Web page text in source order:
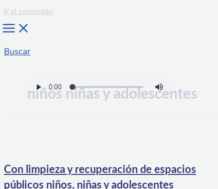
Ir al contenido
Buscar
niños niñas y adolescentes
Con limpieza y recuperación de espacios
públicos niños, niñas y adolescentes